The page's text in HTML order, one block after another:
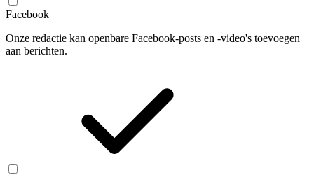
Facebook
Onze redactie kan openbare Facebook-posts en -video's toevoegen
aan berichten.